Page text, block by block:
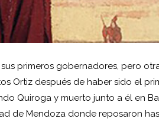
primeros gobernadores, pero
Ortiz después de haber sido el
Quiroga y muerto junto a él en
de Mendoza donde reposaron